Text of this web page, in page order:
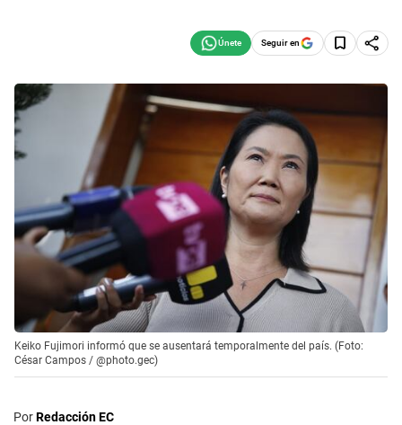
Seguir en
Keiko Fujimori informó que se ausentará temporalmente del país. (Foto:
César Campos / @photo.gec)
PorRedacción EC